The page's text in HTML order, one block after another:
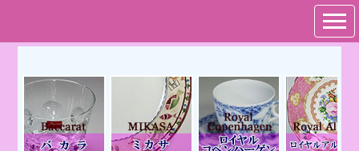
ブランド洋食器：リサイクル
通販サイトフリマート